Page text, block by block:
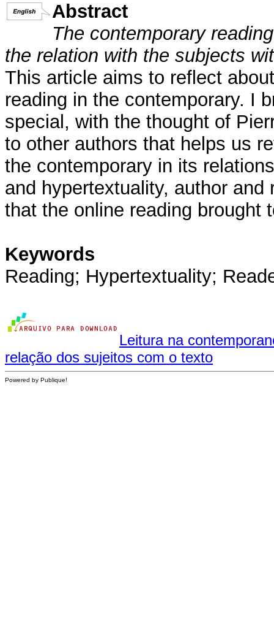
Abstract
The contemporary
the relation with the subjects
This article aims to reflect
reading in the contemporary. I
special, with the thought of
to other authors that helps us
the contemporary in its
and hypertextuality, author
that the online reading brought
Keywords
Reading; Hypertextuality;
Leitura na
relação dos sujeitos com o texto
Powered by Publique!